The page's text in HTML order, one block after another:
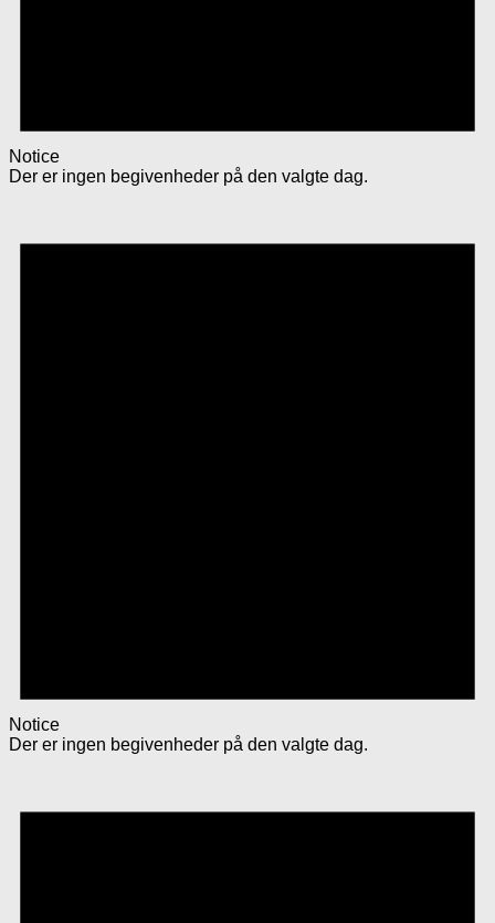
Notice
Der er ingen begivenheder på den valgte dag.
Notice
Der er ingen begivenheder på den valgte dag.